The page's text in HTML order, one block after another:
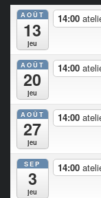
AOÛT
13
jeu
14:00
AOÛT
20
jeu
14:00
AOÛT
27
jeu
14:00
SEP
3
jeu
14:00